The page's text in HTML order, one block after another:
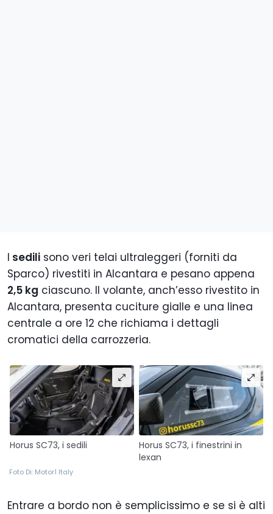
I sedili sono veri telai ultraleggeri (forniti da
Sparco) rivestiti in Alcantara e pesano appena
2,5 kg ciascuno. Il volante, anch’esso rivestito in
Alcantara, presenta cuciture gialle e una linea
centrale a ore 12 che richiama i dettagli
cromatici della carrozzeria.
Horus SC73, i sedili
Horus SC73, i finestrini in
lexan
Foto Di: Motor1 Italy
Entrare a bordo non è semplicissimo e se si è alti